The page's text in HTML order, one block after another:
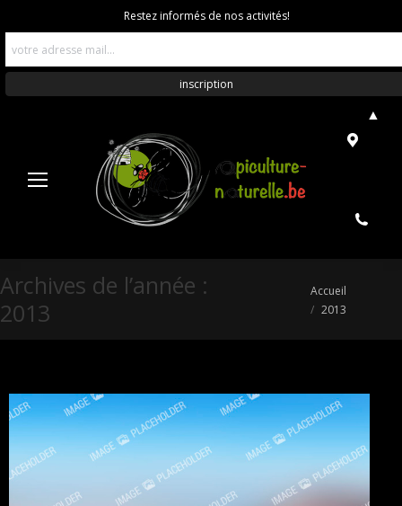
Archives de l’année :
2013
Vous êtes ici :
Accueil
2013
Restez informés de nos activités!
▲